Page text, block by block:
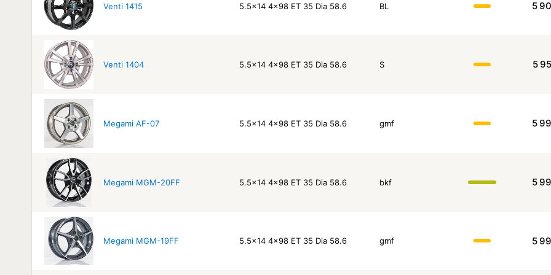
Venti 1415 5.5x14 4x98 ET 35 Dia 58.6 BL 5
Venti 1404 5.5x14 4x98 ET 35 Dia 58.6 S 5
Megami AF-07 5.5x14 4x98 ET 35 Dia 58.6 gmf 5
Megami MGM-20FF 5.5x14 4x98 ET 35 Dia 58.6 bkf 5
Megami MGM-19FF 5.5x14 4x98 ET 35 Dia 58.6 gmf 5